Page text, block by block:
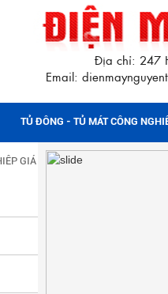
Địa chỉ: 247
Email:
TỦ ĐÔNG - TỦ MÁT CÔNG
GIÁ